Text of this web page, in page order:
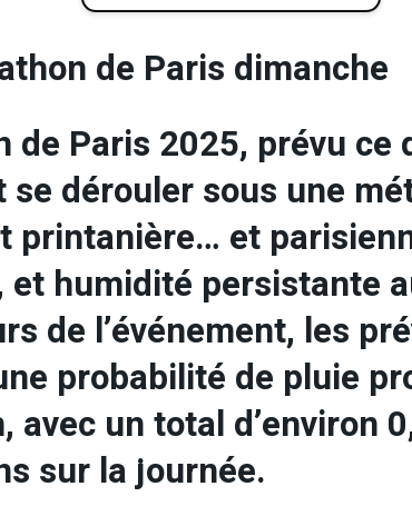
de Paris dimanche
de Paris 2025, prévu ce
se dérouler sous une
printanière… et
et humidité persistante
de l’événement, les
probabilité de pluie
avec un total d’environ
sur la journée.